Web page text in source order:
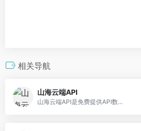
相关导航
山海云端API
山海云端API是免费提供API数...